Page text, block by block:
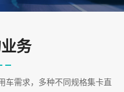
务
车需求，多种不同规格集卡直